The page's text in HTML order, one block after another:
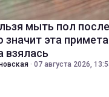
мыть пол после
значит эта
взялась
· 07 августа 2026,